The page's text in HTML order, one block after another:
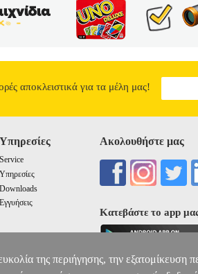
αποκλειστικά για τα μέλη μας!
Υπηρεσίες
Service
Υπηρεσίες
Downloads
Εγγυήσεις
Ακολουθήστε μας
Κατεβάστε το app
της περιήγησης, την εξατομίκευση